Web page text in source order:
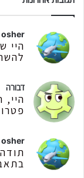
osher
היי
דבורה
היי,
osher